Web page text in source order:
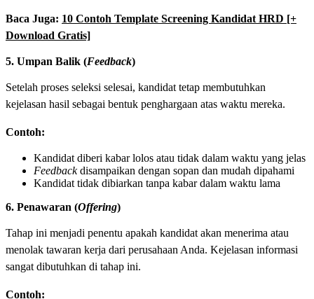
Baca Juga: 10 Contoh Template Screening Kandidat HRD [+
Download Gratis]
5. Umpan Balik (Feedback)
Setelah proses seleksi selesai, kandidat tetap membutuhkan
kejelasan hasil sebagai bentuk penghargaan atas waktu mereka.
Contoh:
Kandidat diberi kabar lolos atau tidak dalam waktu yang jelas
Feedbackdisampaikan dengan sopan dan mudah dipahami
Kandidat tidak dibiarkan tanpa kabar dalam waktu lama
6. Penawaran (Offering)
Tahap ini menjadi penentu apakah kandidat akan menerima atau
menolak tawaran kerja dari perusahaan Anda. Kejelasan informasi
sangat dibutuhkan di tahap ini.
Contoh: